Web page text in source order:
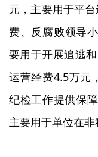
元，主要用于平
费、反腐败领导
要用于开展追逃
运营经费4.5万元
纪检工作提供保
主要用于单位在非